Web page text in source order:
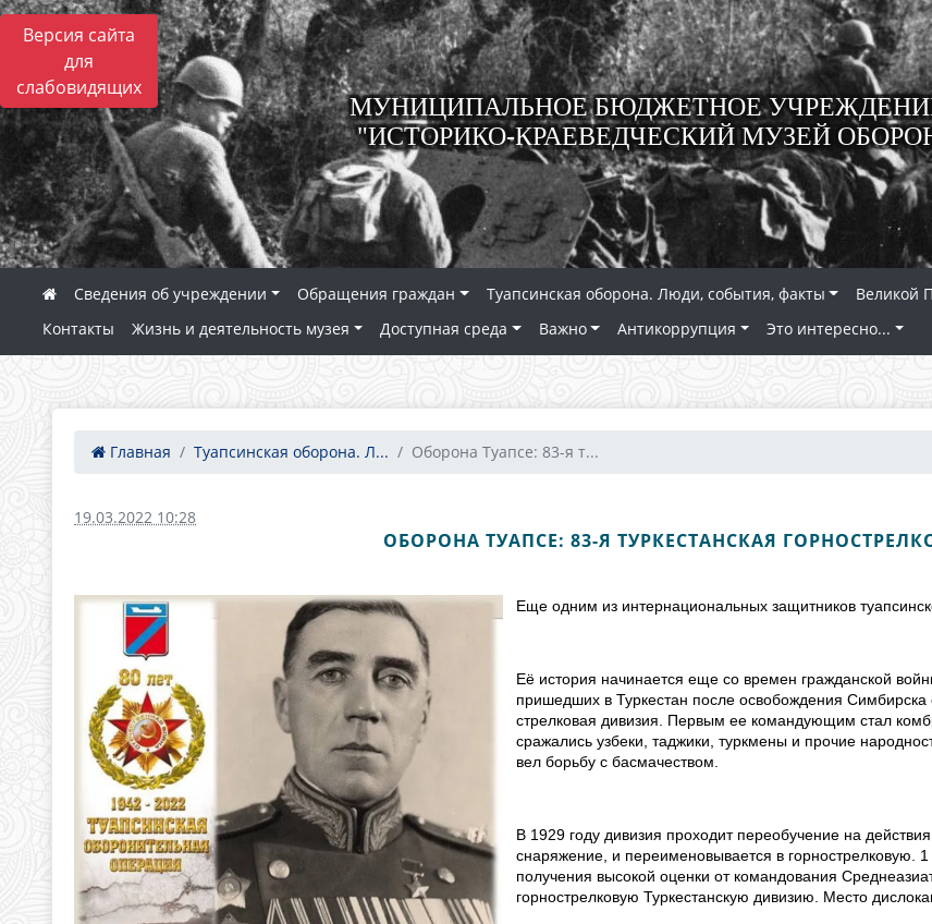
Версия сайта
для
слабовидящих
МУНИЦИПАЛЬНОЕ БЮДЖЕТНОЕ
"ИСТОРИКО-КРАЕВЕДЧЕСКИЙ МУЗЕЙ
Сведения об учреждении Обращения граждан Туапсинская оборона. Люди, события, факты Великой
Контакты
Жизнь и деятельность музея Доступная среда Важно Антикоррупция Это интересно...
Главная Туапсинская оборона. Л... Оборона Туапсе: 83-я т...
19.03.2022 10:28
ОБОРОНА ТУАПСЕ: 83-Я ТУРКЕСТАНСКАЯ
Еще одним из интернациональных защитников
Её история начинается еще со времен гражданской
пришедших в Туркестан после освобождения
стрелковая дивизия. Первым ее командующим стал
сражались узбеки, таджики, туркмены и прочие
вел борьбу с басмачеством.
В 1929 году дивизия проходит переобучение на
снаряжение, и переименовывается в горнострелковую.
получения высокой оценки от командования
горнострелковую Туркестанскую дивизию. Место